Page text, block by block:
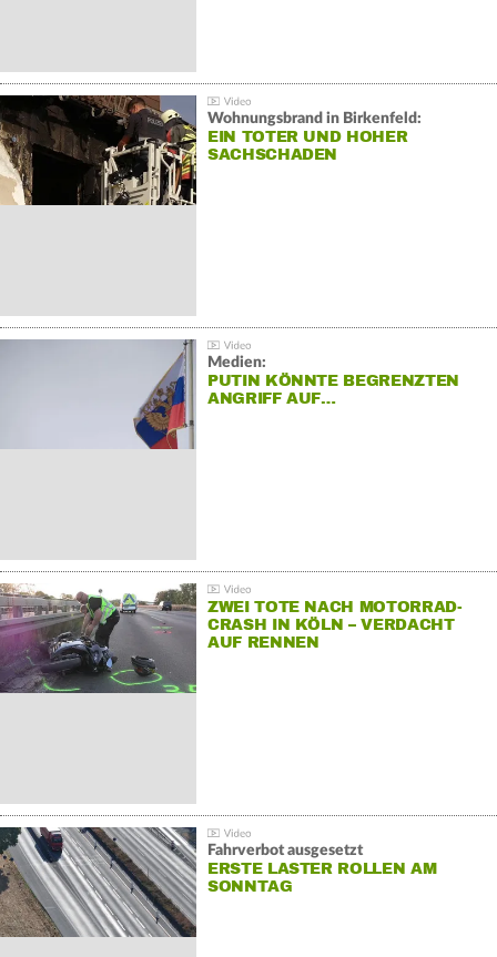
Wohnungsbrand in Birkenfeld:
EIN TOTER UND HOHER
SACHSCHADEN
Medien:
PUTIN KÖNNTE BEGRENZTEN
ANGRIFF AUF…
ZWEI TOTE NACH MOTORRAD-
CRASH IN KÖLN – VERDACHT
AUF RENNEN
Fahrverbot ausgesetzt
ERSTE LASTER ROLLEN AM
SONNTAG